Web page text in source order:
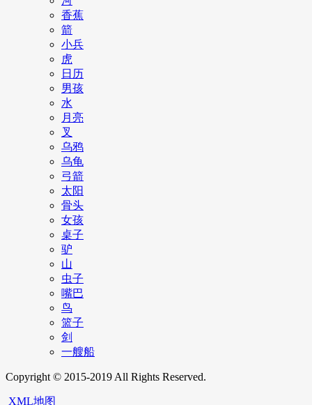
香蕉
箭
小兵
虎
日历
男孩
水
月亮
叉
乌鸦
乌龟
弓箭
太阳
骨头
女孩
桌子
驴
山
虫子
嘴巴
鸟
篮子
剑
一艘船
Copyright © 2015-2019 All Rights Reserved.
XML地图